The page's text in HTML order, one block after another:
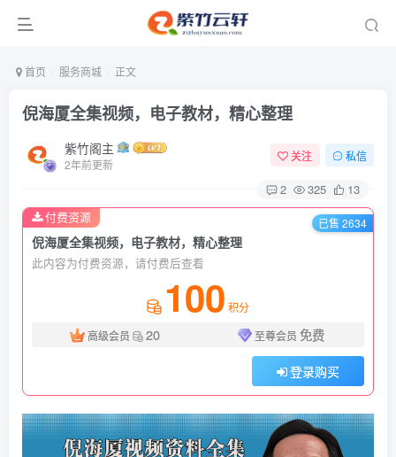
首页 服务商城 正文
倪海厦全集视频，电子教材，精心整理
紫竹阁主
2年前更新
关注 私信
2 325 13
倪海厦全集视频，电子教材，精心整理
此内容为付费资源，请付费后查看
100 积分
高级会员
20 至尊会员 免费
登录购买
付费资源 已售 2634